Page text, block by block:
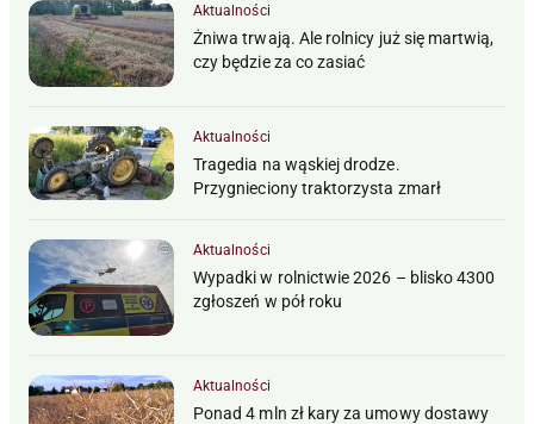
Aktualności
Żniwa trwają. Ale rolnicy już się martwią,
czy będzie za co zasiać
Aktualności
Tragedia na wąskiej drodze.
Przygnieciony traktorzysta zmarł
Aktualności
Wypadki w rolnictwie 2026 – blisko 4300
zgłoszeń w pół roku
Aktualności
Ponad 4 mln zł kary za umowy dostawy